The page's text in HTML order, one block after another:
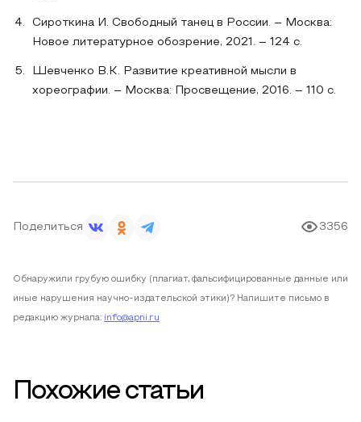
Сироткина И. Свободный танец в России. – Москва:
Новое литературное обозрение, 2021. – 124 с.
Шевченко В.К. Развитие креативной мысли в
хореографии. – Москва: Просвещение, 2016. – 110 с.
Поделиться 3356
Обнаружили грубую ошибку (плагиат, фальсифицированные данные или
иные нарушения научно-издательской этики)? Напишите письмо в
редакцию журнала: info@apni.ru
Похожие статьи